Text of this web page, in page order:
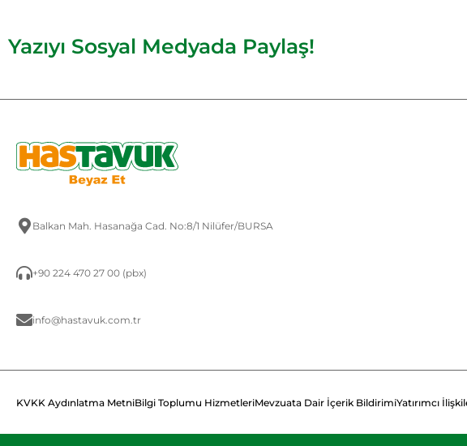
Yazıyı Sosyal Medyada Paylaş!
Balkan Mah. Hasanağa Cad. No:8/1 Nilüfer/BURSA
+90 224 470 27 00 (pbx)
info@hastavuk.com.tr
KVKK Aydınlatma MetniBilgi Toplumu HizmetleriMevzuata Dair İçerik BildirimiYatırımcı